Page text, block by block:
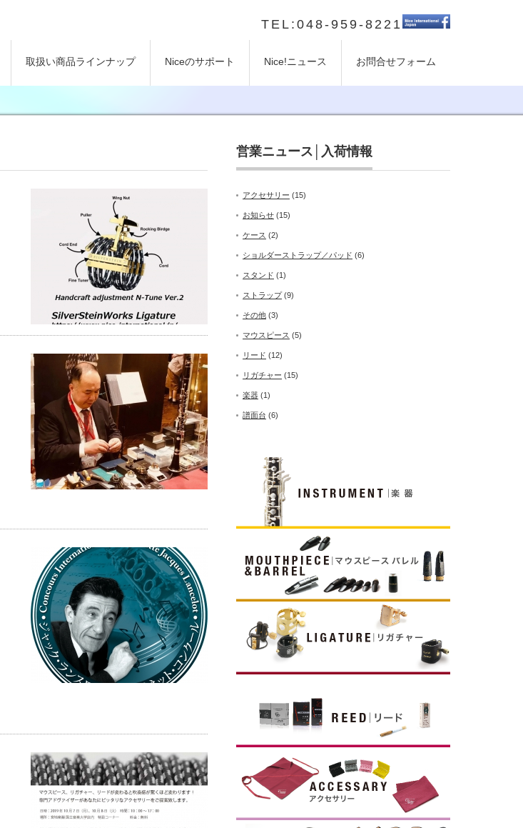
TEL:048-959-8221
取扱い商品ラインナップ Niceのサポート Nice!ニュース お問合せフォーム
営業ニュース│入荷情報
アクセサリー (15)
お知らせ (15)
ケース (2)
ショルダーストラップ／パッド (6)
スタンド (1)
ストラップ(9)
その他 (3)
マウスピース (5)
リード (12)
リガチャー (15)
楽器 (1)
譜面台 (6)